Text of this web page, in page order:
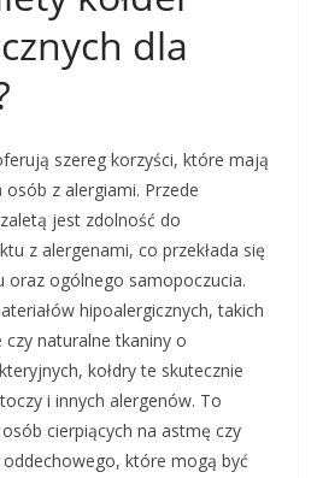
dla
szereg korzyści, które mają
z alergiami. Przede
jest zdolność do
z alergenami, co przekłada się
oraz ogólnego samopoczucia.
hipoalergicznych, takich
czy naturalne tkaniny o
kołdry te skutecznie
i innych alergenów. To
cierpiących na astmę czy
oddechowego, które mogą być